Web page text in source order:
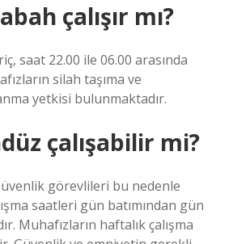
çalışır mı?
saat 22.00 ile 06.00 arasında
silah taşıma ve
yetkisi bulunmaktadır.
çalışabilir mi?
görevlileri bu nedenle
saatleri gün batımından gün
Muhafızların haftalık çalışma